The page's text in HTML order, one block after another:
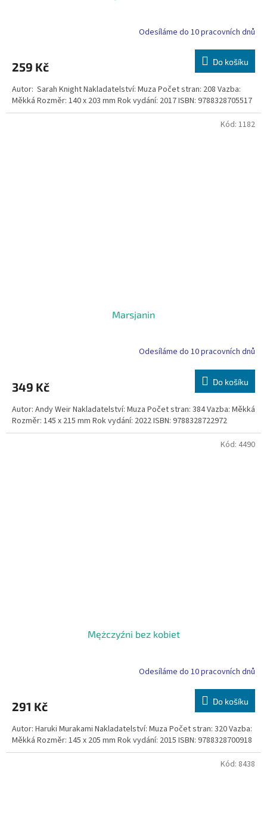
Odesíláme do 10 pracovních dnů
259 Kč Do košíku
Autor: Sarah Knight Nakladatelství: Muza Počet stran: 208 Vazba:
Měkká Rozměr: 140 x 203 mm Rok vydání: 2017 ISBN: 9788328705517
Marsjanin
Odesíláme do 10 pracovních dnů
349 Kč Do košíku
Autor: Andy Weir Nakladatelství: Muza Počet stran: 384 Vazba: Měkká
Rozměr: 145 x 215 mm Rok vydání: 2022 ISBN: 9788328722972
Kód: 1182
Mężczyźni bez kobiet
Odesíláme do 10 pracovních dnů
291 Kč Do košíku
Autor: Haruki Murakami Nakladatelství: Muza Počet stran: 320 Vazba:
Měkká Rozměr: 145 x 205 mm Rok vydání: 2015 ISBN: 9788328700918
Kód: 4490
Kód: 8438